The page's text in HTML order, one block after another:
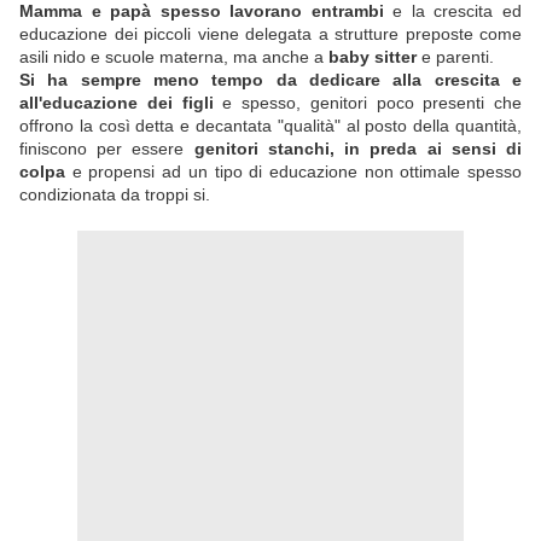
Mamma e papà spesso lavorano entrambi e la crescita ed
educazione dei piccoli viene delegata a strutture preposte come
asili nido e scuole materna, ma anche a baby sittere parenti.
Si ha sempre meno tempo da dedicare alla crescita e
all'educazione dei figli e spesso, genitori poco presenti che
offrono la così detta e decantata "qualità" al posto della quantità,
finiscono per essere genitori stanchi, in preda ai sensi di
colpa e propensi ad un tipo di educazione non ottimale spesso
condizionata da troppi si.